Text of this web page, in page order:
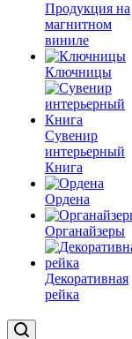
Продукция на
магнитном
виниле
Ключницы
Сувенир
интерьерный
Книга
Ордена
Органайзеры
Декоративная
рейка